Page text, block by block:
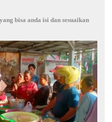
bisa anda isi dan sesuaikan